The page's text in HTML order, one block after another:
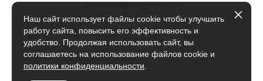
Москва Б.Кисловский переулок 1с2
ИП Марова Е.Е.
ИНН 504902735420
Наш сайт использует файлы cookie чтобы улучшить
работу сайта, повысить его эффективность и
удобство. Продолжая использовать сайт, вы
соглашаетесь на использование файлов cookie и
политики конфиденциальности